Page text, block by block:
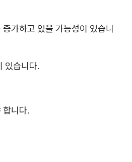
가하고 있을 가능성이 있습니
있습니다.
합니다.